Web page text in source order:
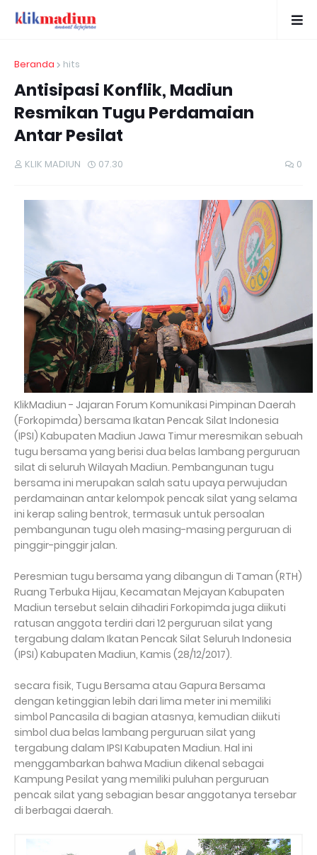
Beranda hits
Antisipasi Konflik, Madiun
Resmikan Tugu Perdamaian
Antar Pesilat
KLIK MADIUN 07.30 0
KlikMadiun - Jajaran Forum Komunikasi Pimpinan Daerah
(Forkopimda) bersama Ikatan Pencak Silat Indonesia
(IPSI) Kabupaten Madiun Jawa Timur meresmikan sebuah
tugu bersama yang berisi dua belas lambang perguruan
silat di seluruh Wilayah Madiun. Pembangunan tugu
bersama ini merupakan salah satu upaya perwujudan
perdamainan antar kelompok pencak silat yang selama
ini kerap saling bentrok, termasuk untuk persoalan
pembangunan tugu oleh masing-masing perguruan di
pinggir-pinggir jalan.
Peresmian tugu bersama yang dibangun di Taman (RTH)
Ruang Terbuka Hijau, Kecamatan Mejayan Kabupaten
Madiun tersebut selain dihadiri Forkopimda juga diikuti
ratusan anggota terdiri dari 12 perguruan silat yang
tergabung dalam Ikatan Pencak Silat Seluruh Indonesia
(IPSI) Kabupaten Madiun, Kamis (28/12/2017).
secara fisik, Tugu Bersama atau Gapura Bersama
dengan ketinggian lebih dari lima meter ini memiliki
simbol Pancasila di bagian atasnya, kemudian diikuti
simbol dua belas lambang perguruan silat yang
tergabung dalam IPSI Kabupaten Madiun. Hal ini
menggambarkan bahwa Madiun dikenal sebagai
Kampung Pesilat yang memiliki puluhan perguruan
pencak silat yang sebagian besar anggotanya tersebar
di berbagai daerah.